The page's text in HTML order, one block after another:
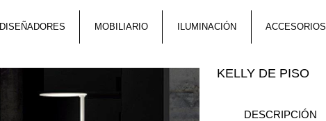
DISEÑADORES MOBILIARIO ILUMINACIÓN ACCESORIOS
KELLY DE PISO
DESCRIPCIÓN